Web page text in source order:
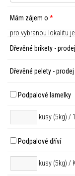
Mám zájem o *
pro vybranou lokalitu
Dřevěné brikety -
Dřevěné pelety -
Podpalové lamelky
kusy (5kg) /
Podpalové dříví
kusy (5kg) /